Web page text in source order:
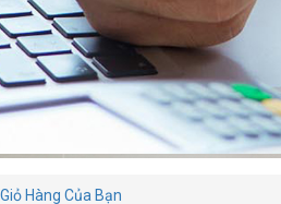
Giỏ Hàng Của Bạn